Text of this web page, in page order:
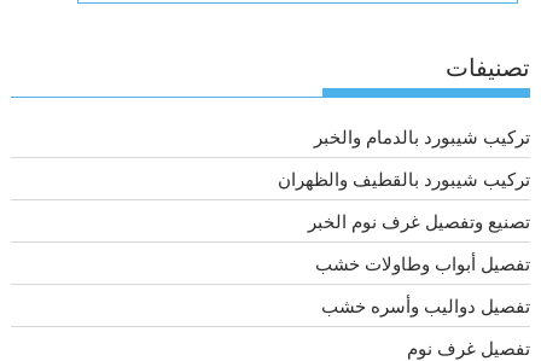
تصنيفات
تركيب شيبورد بالدمام والخبر
تركيب شيبورد بالقطيف والظهران
تصنيع وتفصيل غرف نوم الخبر
تفصيل أبواب وطاولات خشب
تفصيل دواليب وأسره خشب
تفصيل غرف نوم